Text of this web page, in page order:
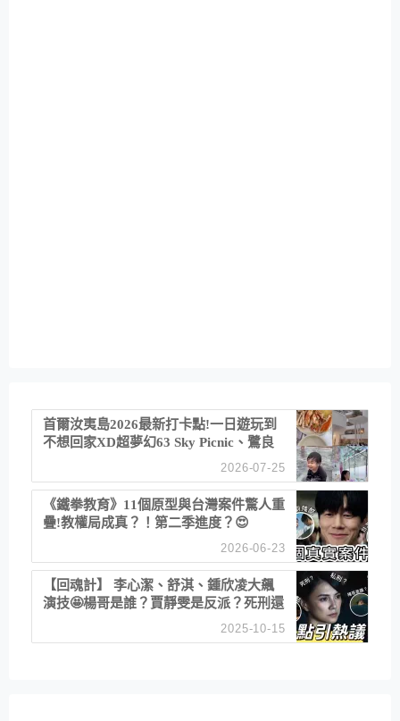
首爾汝夷島2026最新打卡點!一日遊玩到
不想回家XD超夢幻63 Sky Picnic、鷺良
津帝王蟹大餐、《淚之女王》拍攝地、漢
江公園免費玩水
2026-07-25
《鐵拳教育》11個原型與台灣案件驚人重
疊!教權局成真？！第二季進度？😍
2026-06-23
【回魂計】 李心潔、舒淇、鍾欣凌大飆
演技🤩楊哥是誰？賈靜雯是反派？死刑還
2025-10-15